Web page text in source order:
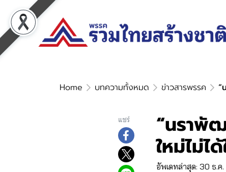
Home บทความทั้งหมด ข่าวสารพรรค “
แชร์ “นราพั
ใหม่ไม่ไ
อัพเดทล่าสุด: 30 ธ.ค